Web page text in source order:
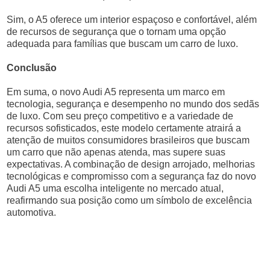
Sim, o A5 oferece um interior espaçoso e confortável, além
de recursos de segurança que o tornam uma opção
adequada para famílias que buscam um carro de luxo.
Conclusão
Em suma, o novo Audi A5 representa um marco em
tecnologia, segurança e desempenho no mundo dos sedãs
de luxo. Com seu preço competitivo e a variedade de
recursos sofisticados, este modelo certamente atrairá a
atenção de muitos consumidores brasileiros que buscam
um carro que não apenas atenda, mas supere suas
expectativas. A combinação de design arrojado, melhorias
tecnológicas e compromisso com a segurança faz do novo
Audi A5 uma escolha inteligente no mercado atual,
reafirmando sua posição como um símbolo de excelência
automotiva.